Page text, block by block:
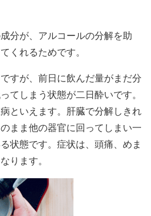
分が、アルコールの分解を助
くれるためです。
すが、前日に飲んだ量がまだ分
てしまう状態が二日酔いです。
といえます。肝臓で分解しきれ
まま他の器官に回ってしまい一
状態です。症状は、頭痛、めま
ります。